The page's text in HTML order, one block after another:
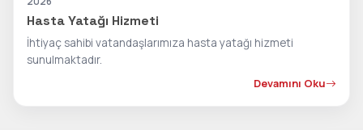
Hasta Yatağı Hizmeti
İhtiyaç sahibi vatandaşlarımıza hasta yatağı hizmeti
sunulmaktadır.
Devamını Oku